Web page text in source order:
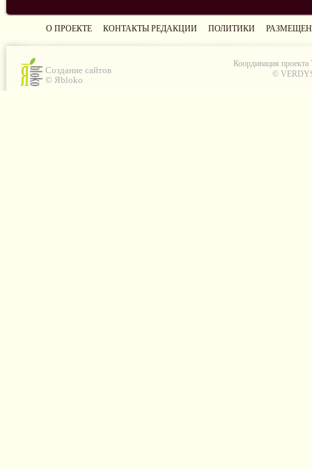
О ПРОЕКТЕ КОНТАКТЫ РЕДАКЦИИ ПОЛИТИКИ
Создание сайтов
© Яbloko
Координация проекта
©